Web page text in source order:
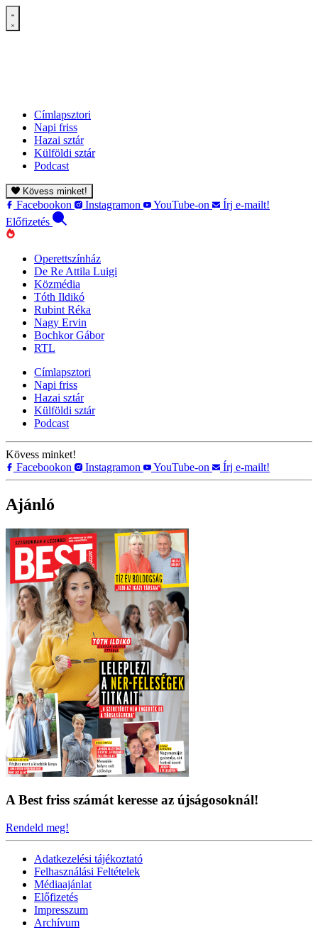
Címlapsztori
Napi friss
Hazai sztár
Külföldi sztár
Podcast
Kövess minket!
Facebookon Instagramon YouTube-on
Írj e-mailt!
Előfizetés
Operettszínház
De Re Attila Luigi
Közmédia
Tóth Ildikó
Rubint Réka
Nagy Ervin
Bochkor Gábor
RTL
Címlapsztori
Napi friss
Hazai sztár
Külföldi sztár
Podcast
Kövess minket!
Facebookon
Instagramon YouTube-on Írj e-mailt!
Ajánló
A Best friss számát keresse az újságosoknál!
Rendeld meg!
Adatkezelési tájékoztató
Felhasználási Feltételek
Médiaajánlat
Előfizetés
Impresszum
Archívum